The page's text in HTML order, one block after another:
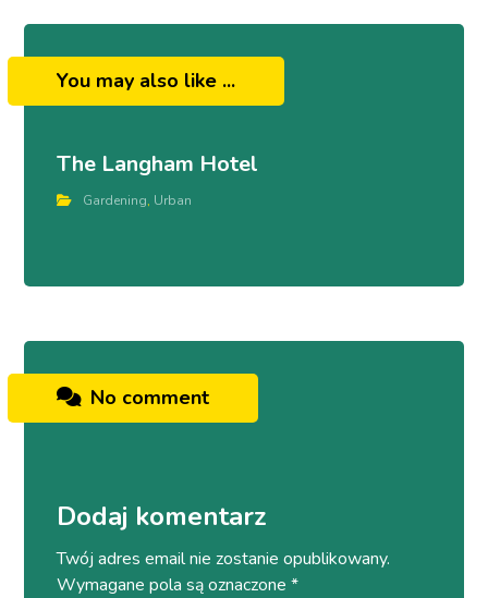
You may also like ...
The Langham Hotel
Gardening, Urban
No comment
Dodaj komentarz
Twój adres email nie zostanie opublikowany.
Wymagane pola są oznaczone*